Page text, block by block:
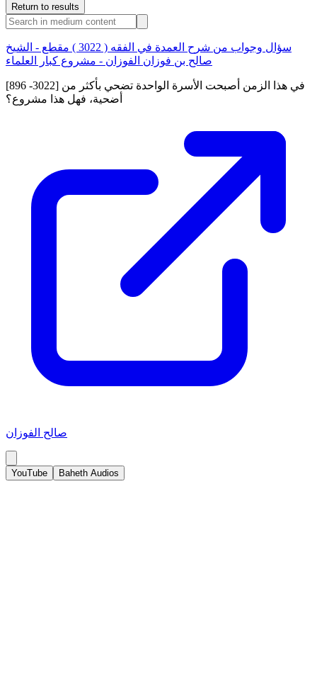
Return to results
سؤال وجواب من شرح العمدة في الفقه ( 3022 ) مقطع - الشيخ
صالح بن فوزان الفوزان - مشروع كبار العلماء
[896 -3022] في هذا الزمن أصبحت الأسرة الواحدة تضحي بأكثر من
أضحية، فهل هذا مشروع؟
صالح الفوزان
YouTube Baheth Audios